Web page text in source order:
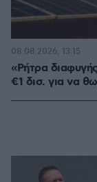
«Ρήτρα
€1 δισ. για να
08.08.2026, 13:15